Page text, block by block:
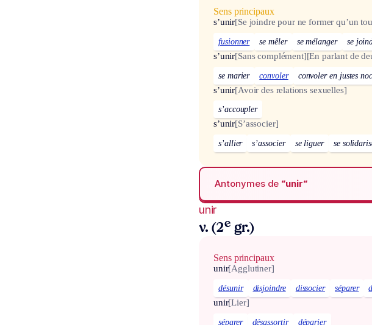
Sens principaux
s’unir[Se joindre pour ne former qu’un
fusionner se mêler se mélanger se
s’unir[Sans complément][En parlant de
se marier convoler convoler en justes
s’unir[Avoir des relations sexuelles]
s’accoupler
s’unir[S’associer]
s’allier s’associer se liguer se
Antonymes de “unir“
unir
v. (2e gr.)
Sens principaux
unir[Agglutiner]
désunir disjoindre dissocier séparer
unir[Lier]
séparer désassortir déparier